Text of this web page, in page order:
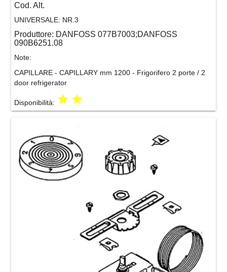
Cod. Alt.
UNIVERSALE: NR.3
Produttore: DANFOSS 077B7003;DANFOSS
090B6251.08
Note:
CAPILLARE - CAPILLARY mm 1200 - Frigorifero 2 porte / 2
door refrigerator
Disponibilità: grade grade